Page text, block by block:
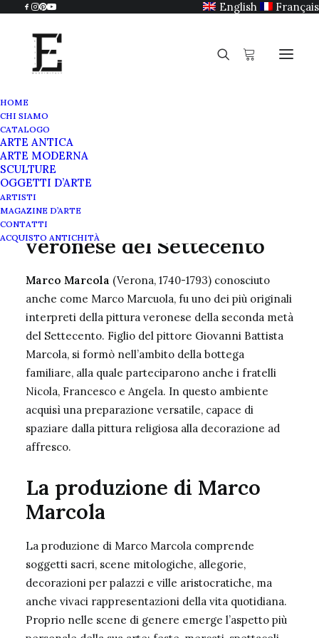
English Français
HOME
CHI SIAMO
CATALOGO
ARTE ANTICA
ARTE MODERNA
SCULTURE
OGGETTI D’ARTE
ARTISTI
MAGAZINE D’ARTE
CONTATTI
ACQUISTO ANTICHITÀ
Marco Marcola, pittore
veronese del Settecento
Marco Marcola (Verona, 1740-1793) conosciuto
anche come Marco Marcuola, fu uno dei più originali
interpreti della pittura veronese della seconda metà
del Settecento. Figlio del pittore Giovanni Battista
Marcola, si formò nell’ambito della bottega
familiare, alla quale parteciparono anche i fratelli
Nicola, Francesco e Angela. In questo ambiente
acquisì una preparazione versatile, capace di
spaziare dalla pittura religiosa alla decorazione ad
affresco.
La produzione di Marco
Marcola
La produzione di Marco Marcola comprende
soggetti sacri, scene mitologiche, allegorie,
decorazioni per palazzi e ville aristocratiche, ma
anche vivaci rappresentazioni della vita quotidiana.
Proprio nelle scene di genere emerge l’aspetto più